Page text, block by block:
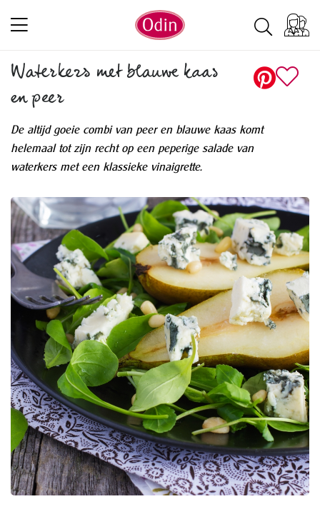
Waterkers met blauwe kaas
en peer
De altijd goeie combi van peer en blauwe kaas komt
helemaal tot zijn recht op een peperige salade van
waterkers met een klassieke vinaigrette.